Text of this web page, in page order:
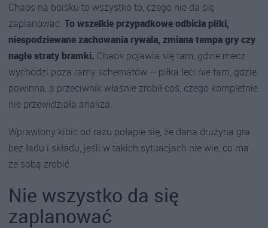
Chaos na boisku to wszystko to, czego nie da się
zaplanować. To wszelkie przypadkowe odbicia piłki,
niespodziewane zachowania rywala, zmiana tempa gry czy
nagłe straty bramki. Chaos pojawia się tam, gdzie mecz
wychodzi poza ramy schematów – piłka leci nie tam, gdzie
powinna, a przeciwnik właśnie zrobił coś, czego kompletnie
nie przewidziała analiza.
Wprawiony kibic od razu połapie się, że dana drużyna gra
bez ładu i składu, jeśli w takich sytuacjach nie wie, co ma
ze sobą zrobić.
Nie wszystko da się
zaplanować